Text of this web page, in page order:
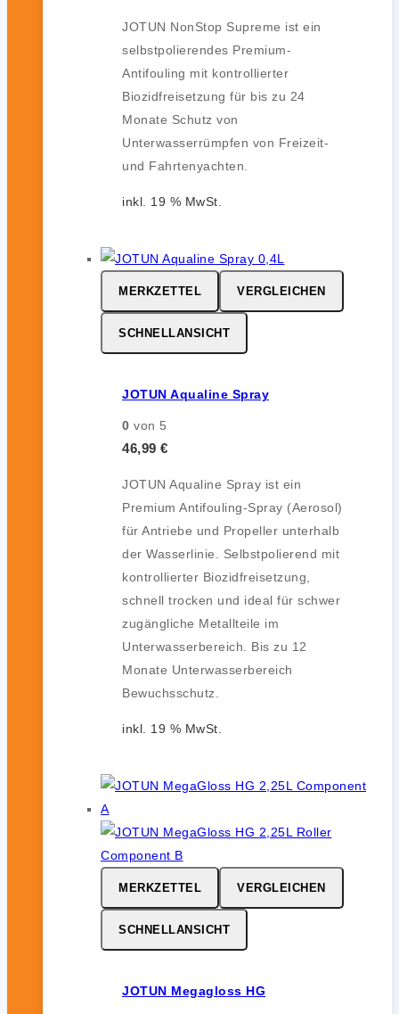
JOTUN NonStop Supreme ist ein
selbstpolierendes Premium-
Antifouling mit kontrollierter
Biozidfreisetzung für bis zu 24
Monate Schutz von
Unterwasserrümpfen von Freizeit-
und Fahrtenyachten.
inkl. 19 % MwSt.
MERKZETTEL VERGLEICHEN
SCHNELLANSICHT
JOTUN Aqualine Spray
0 von 5
46,99 €
JOTUN Aqualine Spray ist ein
Premium Antifouling-Spray (Aerosol)
für Antriebe und Propeller unterhalb
der Wasserlinie. Selbstpolierend mit
kontrollierter Biozidfreisetzung,
schnell trocken und ideal für schwer
zugängliche Metallteile im
Unterwasserbereich. Bis zu 12
Monate Unterwasserbereich
Bewuchsschutz.
inkl. 19 % MwSt.
MERKZETTEL VERGLEICHEN
SCHNELLANSICHT
JOTUN Megagloss HG